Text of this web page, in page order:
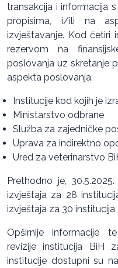
transakcija i informacija
propisima, i/ili na
izvještavanje. Kod četiri
rezervom na
poslovanja uz skretanje
aspekta poslovanja.
Institucije kod kojih je
Ministarstvo odbrane
Služba za zajedničke
Uprava za indirektno
Ured za veterinarstvo
Prethodno je,
izvještaja za 28
izvještaja za 30 institucija
Opširnije informacije
revizije institucija BiH
institucije dostupni su